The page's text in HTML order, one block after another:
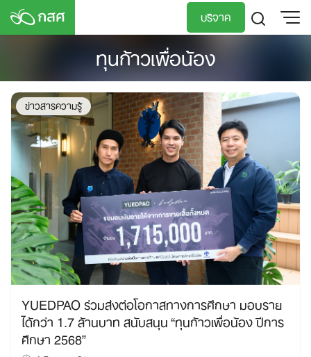
Skip
บริจาค
ทุนก้าวเพื่อน้อง
ข่าวสารความรู้
YUEDPAO ร่วมส่งต่อโอกาสทางการศึกษา มอบราย
ได้กว่า 1.7 ล้านบาท สนับสนุน “ทุนก้าวเพื่อน้อง ปีการ
ศึกษา 2568”